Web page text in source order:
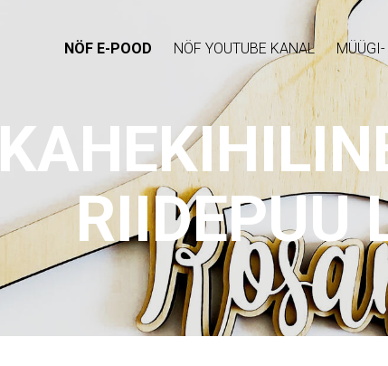
NÖF E-POOD NÖF YOUTUBE KANAL
RIIDEPUU